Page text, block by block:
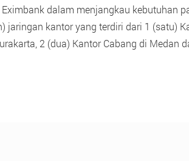
dalam menjangkau kebutuhan
kantor yang terdiri dari 1 (satu)
2 (dua) Kantor Cabang di Medan